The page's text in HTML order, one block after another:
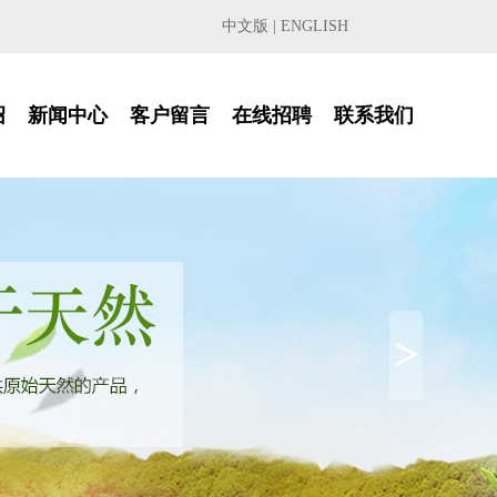
中文版 ENGLISH
新闻中心 客户留言 在线招聘 联系我们
>